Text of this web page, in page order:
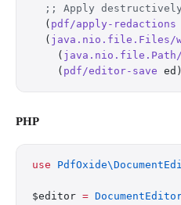
;; Apply
  (
pdf/apply-redactions
  (
java.nio.file.Files/
    (
    (
pdf/editor-save
PHP
use
$editor =